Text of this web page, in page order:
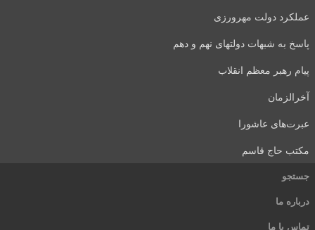
عملکرد دولت مهرورزی
پاسخ به شبهات دولتهای نهم و دهم
پیام رهبر معظم انقلاب
آخرالزمان
عبرت‌های عاشورا
مکتب حاج قاسم
جستجو
درباره ما
تماس با ما